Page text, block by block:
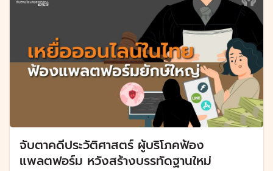
จับตาคดีประวัติศาสตร์ ผู้บริโภคฟ้อง
แพลตฟอร์ม หวังสร้างบรรทัดฐานใหม่